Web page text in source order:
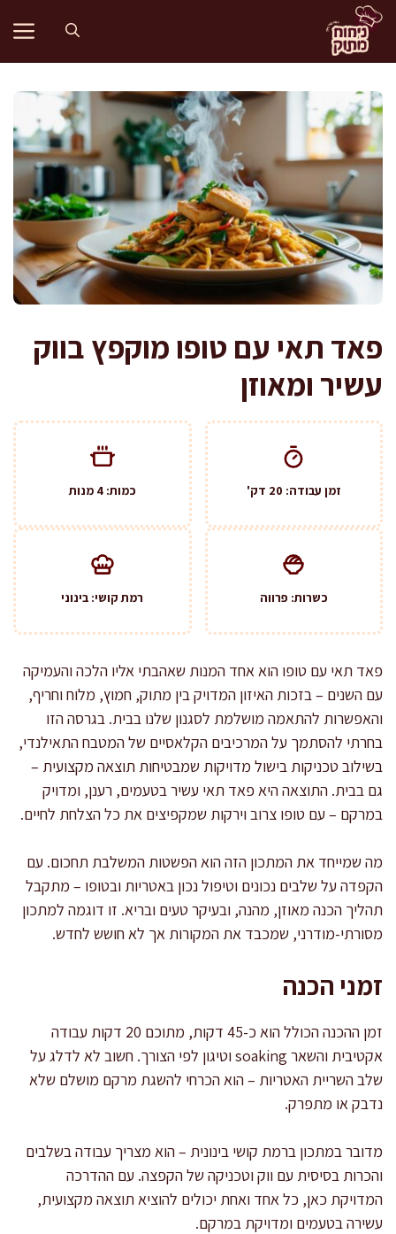
לדלג
לתוכן
פאד תאי עם טופו מוקפץ בווק
עשיר ומאוזן
זמן עבודה: 20 דק' כמות: 4 מנות
כשרות: פרווה רמת קושי: בינוני
פאד תאי עם טופו הוא אחד המנות שאהבתי אליו הלכה והעמיקה
עם השנים – בזכות האיזון המדויק בין מתוק, חמוץ, מלוח וחריף,
והאפשרות להתאמה מושלמת לסגנון שלנו בבית. בגרסה הזו
בחרתי להסתמך על המרכיבים הקלאסיים של המטבח התאילנדי,
בשילוב טכניקות בישול מדויקות שמבטיחות תוצאה מקצועית –
גם בבית. התוצאה היא פאד תאי עשיר בטעמים, רענן, ומדויק
במרקם – עם טופו צרוב וירקות שמקפיצים את כל הצלחת לחיים.
מה שמייחד את המתכון הזה הוא הפשטות המשלבת תחכום. עם
הקפדה על שלבים נכונים וטיפול נכון באטריות ובטופו – מתקבל
תהליך הכנה מאוזן, מהנה, ובעיקר טעים ובריא. זו דוגמה למתכון
מסורתי-מודרני, שמכבד את המקורות אך לא חושש לחדש.
זמני הכנה
זמן ההכנה הכולל הוא כ-45 דקות, מתוכם 20 דקות עבודה
אקטיבית והשאר soaking וטיגון לפי הצורך. חשוב לא לדלג על
שלב השריית האטריות – הוא הכרחי להשגת מרקם מושלם שלא
נדבק או מתפרק.
מדובר במתכון ברמת קושי בינונית – הוא מצריך עבודה בשלבים
והכרות בסיסית עם ווק וטכניקה של הקפצה. עם ההדרכה
המדויקת כאן, כל אחד ואחת יכולים להוציא תוצאה מקצועית,
עשירה בטעמים ומדויקת במרקם.